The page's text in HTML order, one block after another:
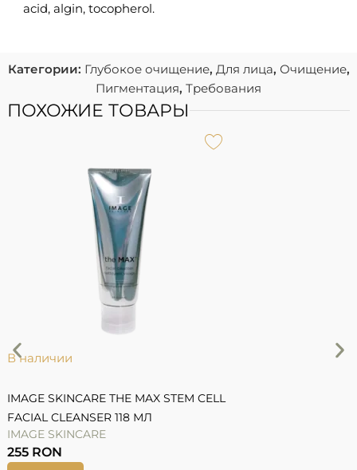
acid, algin, tocopherol.
Категории: Глубокое очищение, Для лица, Очищение,
Пигментация, Требования
ПОХОЖИЕ ТОВАРЫ
В наличии
IMAGE SKINCARE THE MAX STEM CELL
FACIAL CLEANSER 118 МЛ
IMAGE SKINCARE
255 RON